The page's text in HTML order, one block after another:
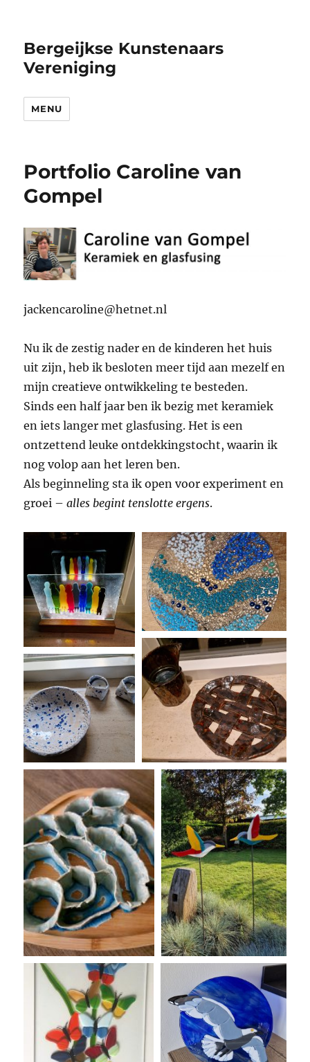
Bergeijkse Kunstenaars
Vereniging
MENU
Portfolio Caroline van
Gompel
jackencaroline@hetnet.nl
Nu ik de zestig nader en de kinderen het huis
uit zijn, heb ik besloten meer tijd aan mezelf en
mijn creatieve ontwikkeling te besteden.
Sinds een half jaar ben ik bezig met keramiek
en iets langer met glasfusing. Het is een
ontzettend leuke ontdekkingstocht, waarin ik
nog volop aan het leren ben.
Als beginneling sta ik open voor experiment en
groei –alles begint tenslotte ergens.